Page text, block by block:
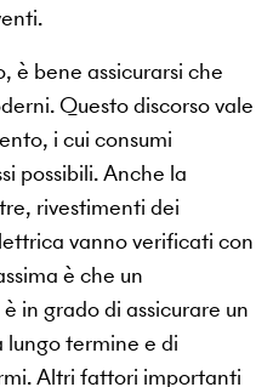
è bene assicurarsi che
Questo discorso vale
i cui consumi
possibili. Anche la
rivestimenti dei
vanno verificati con
è che un
in grado di assicurare un
termine e di
Altri fattori importanti